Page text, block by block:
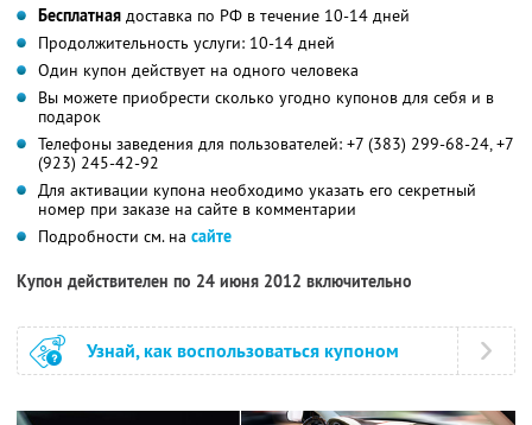
Бесплатная доставка по РФ в течение 10-14 дней
Продолжительность услуги: 10-14 дней
Один купон действует на одного человека
Вы можете приобрести сколько угодно купонов для себя и в
подарок
Телефоны заведения для пользователей: +7 (383) 299-68-24, +7
(923) 245-42-92
Для активации купона необходимо указать его секретный
номер при заказе на сайте в комментарии
Подробности см. на сайте
Купон действителен по 24 июня 2012 включительно
Узнай, как воспользоваться купоном